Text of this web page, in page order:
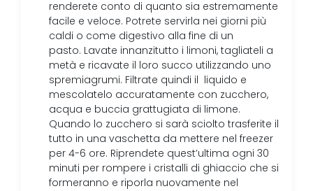
renderete conto di quanto sia estremamente
facile e veloce. Potrete servirla nei giorni più
caldi o come digestivo alla fine di un
pasto. Lavate innanzitutto i limoni, tagliateli a
metà e ricavate il loro succo utilizzando uno
spremiagrumi. Filtrate quindi il liquido e
mescolatelo accuratamente con zucchero,
acqua e buccia grattugiata di limone.
Quando lo zucchero si sarà sciolto trasferite il
tutto in una vaschetta da mettere nel freezer
per 4-6 ore. Riprendete quest’ultima ogni 30
minuti per rompere i cristalli di ghiaccio che si
formeranno e riporla nuovamente nel